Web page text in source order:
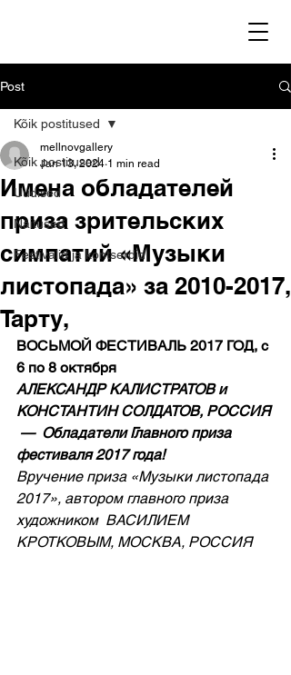
Post
Kõik postitused
Uudised
Näitused
Festivalid ja kontserdid
Kõik postitused
Имена обладателей
приза зрительских
симпатий «Музыки
листопада» за 2010-2017,
Тарту,
mellnovgallery
Jan 13, 2024 1 min read
ВОСЬМОЙ ФЕСТИВАЛЬ 2017 ГОД, с
6 по 8 октября
АЛЕКСАНДР КАЛИСТРАТОВ и
КОНСТАНТИН СОЛДАТОВ, РОССИЯ
—  Обладатели Главного приза
фестиваля 2017 года!
Вручение приза «Музыки листопада
2017», автором главного приза
художником  ВАСИЛИЕМ
КРОТКОВЫМ, МОСКВА, РОССИЯ